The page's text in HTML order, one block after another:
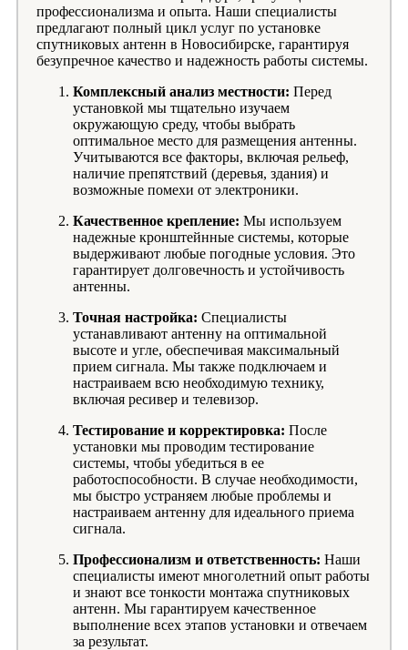
профессионализма и опыта. Наши специалисты
предлагают полный цикл услуг по установке
спутниковых антенн в Новосибирске, гарантируя
безупречное качество и надежность работы системы.
Комплексный анализ местности: Перед
установкой мы тщательно изучаем
окружающую среду, чтобы выбрать
оптимальное место для размещения антенны.
Учитываются все факторы, включая рельеф,
наличие препятствий (деревья, здания) и
возможные помехи от электроники.
Качественное крепление: Мы используем
надежные кронштейнные системы, которые
выдерживают любые погодные условия. Это
гарантирует долговечность и устойчивость
антенны.
Точная настройка: Специалисты
устанавливают антенну на оптимальной
высоте и угле, обеспечивая максимальный
прием сигнала. Мы также подключаем и
настраиваем всю необходимую технику,
включая ресивер и телевизор.
Тестирование и корректировка: После
установки мы проводим тестирование
системы, чтобы убедиться в ее
работоспособности. В случае необходимости,
мы быстро устраняем любые проблемы и
настраиваем антенну для идеального приема
сигнала.
Профессионализм и ответственность: Наши
специалисты имеют многолетний опыт работы
и знают все тонкости монтажа спутниковых
антенн. Мы гарантируем качественное
выполнение всех этапов установки и отвечаем
за результат.